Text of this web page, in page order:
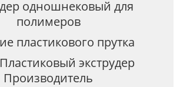
одношнековый для
полимеров
пластикового прутка
экструдер
Производитель